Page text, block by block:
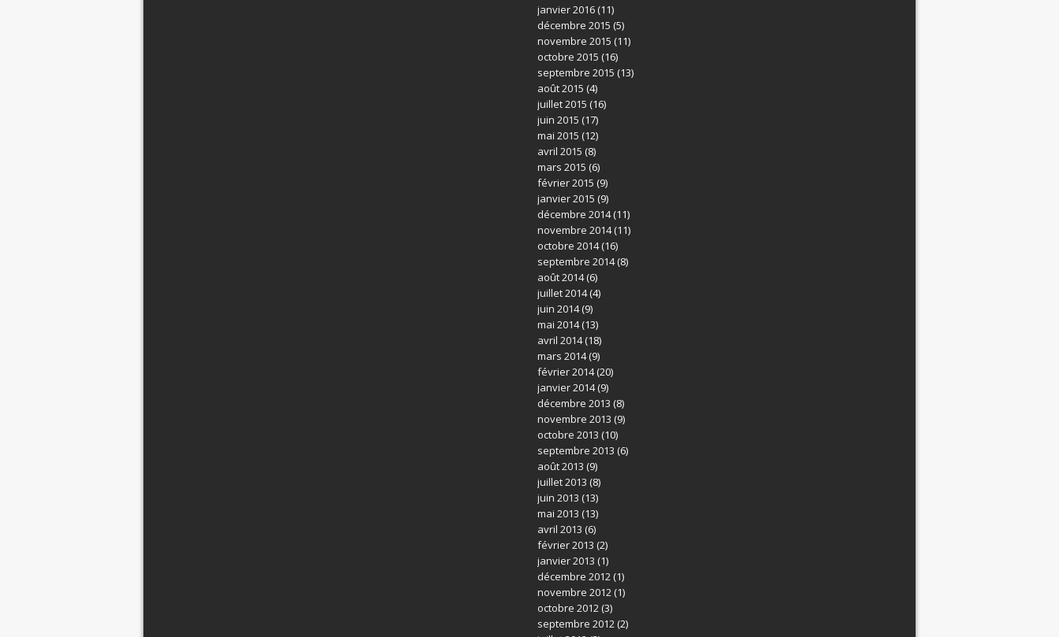
janvier 2016(11)
décembre 2015 (5)
novembre 2015 (11)
octobre 2015 (16)
septembre 2015 (13)
août 2015 (4)
juillet 2015 (16)
juin 2015 (17)
mai 2015 (12)
avril 2015 (8)
mars 2015 (6)
février 2015 (9)
janvier 2015 (9)
décembre 2014(11)
novembre 2014(11)
octobre 2014(16)
septembre 2014(8)
août 2014(6)
juillet 2014(4)
juin 2014(9)
mai 2014(13)
avril 2014(18)
mars 2014(9)
février 2014(20)
janvier 2014(9)
décembre 2013 (8)
novembre 2013 (9)
octobre 2013 (10)
septembre 2013 (6)
août 2013 (9)
juillet 2013 (8)
juin 2013 (13)
mai 2013 (13)
avril 2013 (6)
février 2013 (2)
janvier 2013 (1)
décembre 2012(1)
novembre 2012(1)
octobre 2012(3)
septembre 2012(2)